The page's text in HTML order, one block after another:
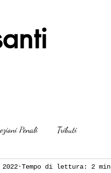
Penali Tributi
Tempo di lettura: 2 min